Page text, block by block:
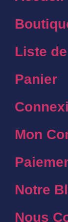
Liste
Panier
Mon
Notre
Nous